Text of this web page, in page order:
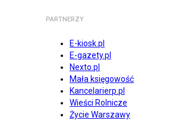
PARTNERZY
E-kiosk.pl
E-gazety.pl
Nexto.pl
Mała księgowość
Kancelarierp.pl
Wieści Rolnicze
Życie Warszawy